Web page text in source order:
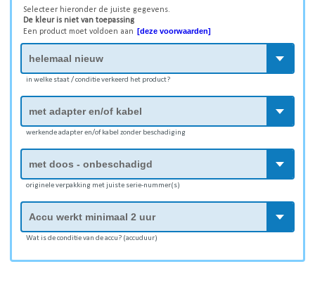
Selecteer hieronder de juiste gegevens.
De kleur is niet van toepassing
Een product moet voldoen aan [deze voorwaarden]
in welke staat / conditie verkeerd het product?
werkende adapter en/of kabel zonder beschadiging
originele verpakking met juiste serie-nummer(s)
Wat is de conditie van de accu? (accuduur)